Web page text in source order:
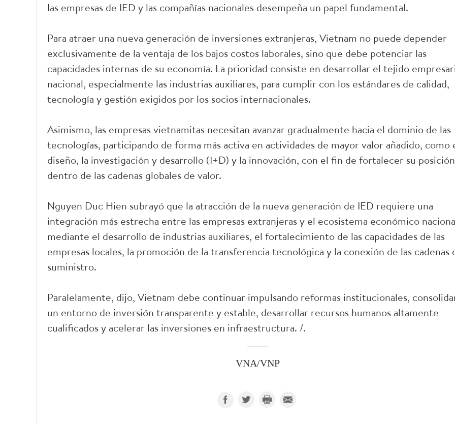
las empresas de IED y las compañías nacionales desempeña un papel fundamental.
Para atraer una nueva generación de inversiones extranjeras, Vietnam no puede depender
exclusivamente de la ventaja de los bajos costos laborales, sino que debe potenciar las
capacidades internas de su economía. La prioridad consiste en desarrollar el tejido
nacional, especialmente las industrias auxiliares, para cumplir con los estándares de calidad,
tecnología y gestión exigidos por los socios internacionales.
Asimismo, las empresas vietnamitas necesitan avanzar gradualmente hacia el dominio de las
tecnologías, participando de forma más activa en actividades de mayor valor añadido, como
diseño, la investigación y desarrollo (I+D) y la innovación, con el fin de fortalecer su posición
dentro de las cadenas globales de valor.
Nguyen Duc Hien subrayó que la atracción de la nueva generación de IED requiere una
integración más estrecha entre las empresas extranjeras y el ecosistema económico
mediante el desarrollo de industrias auxiliares, el fortalecimiento de las capacidades de las
empresas locales, la promoción de la transferencia tecnológica y la conexión de las cadenas
suministro.
Paralelamente, dijo, Vietnam debe continuar impulsando reformas institucionales,
un entorno de inversión transparente y estable, desarrollar recursos humanos altamente
cualificados y acelerar las inversiones en infraestructura. /.
VNA/VNP